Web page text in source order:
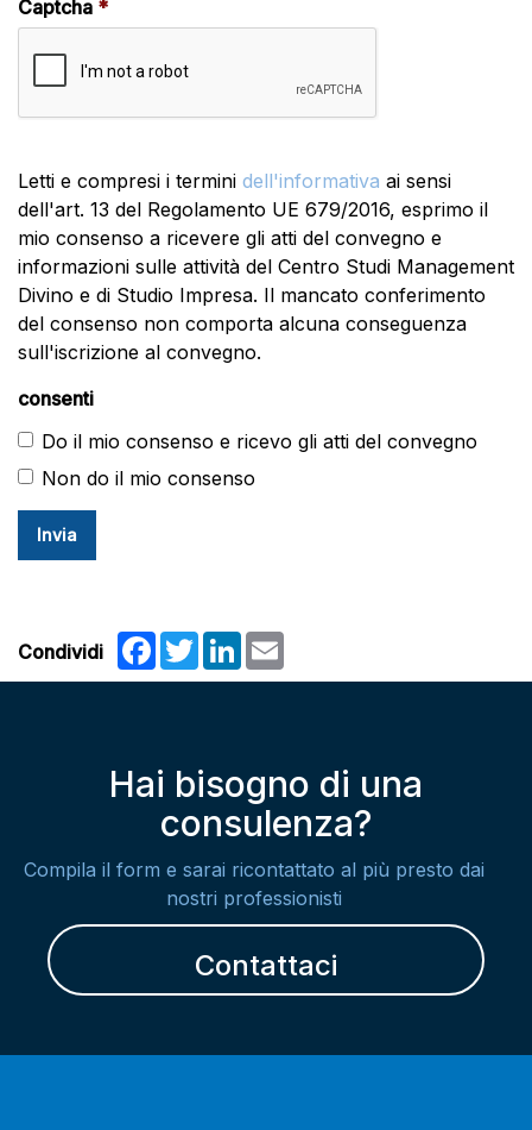
Captcha
Letti e compresi i termini dell'informativa ai sensi
dell'art. 13 del Regolamento UE 679/2016, esprimo il
mio consenso a ricevere gli atti del convegno e
informazioni sulle attività del Centro Studi Management
Divino e di Studio Impresa. Il mancato conferimento
del consenso non comporta alcuna conseguenza
sull'iscrizione al convegno.
consenti
Do il mio consenso e ricevo gli atti del convegno
Non do il mio consenso
Condividi Facebook
TwitterLinkedIn
Hai bisogno di una
consulenza?
Compila il form e sarai ricontattato al più presto dai
nostri professionisti
Contattaci